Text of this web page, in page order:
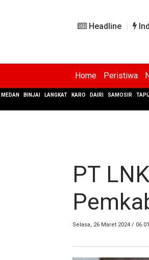
Headline
Home Peristiwa
MEDAN BINJAI LANGKAT KARO DAIRI SAMOSIR
PT
Selasa, 26 Maret 2024 / 06.01